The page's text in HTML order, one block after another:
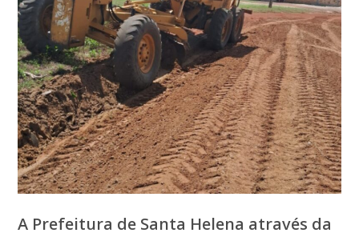
A Prefeitura de Santa Helena através da